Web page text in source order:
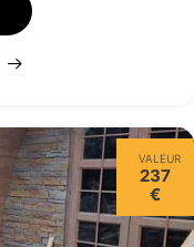
VALEUR
237
€